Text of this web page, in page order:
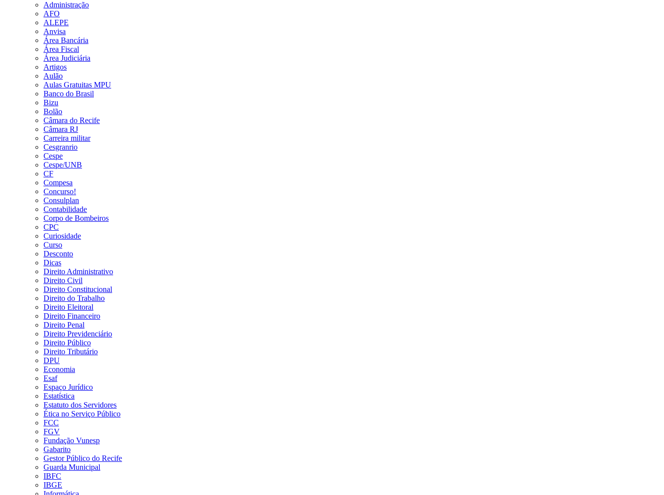
Administração
AFO
ALEPE
Anvisa
Área Bancária
Área Fiscal
Área Judiciária
Artigos
Aulão
Aulas Gratuitas MPU
Banco do Brasil
Bizu
Bolão
Câmara do Recife
Câmara RJ
Carreira militar
Cesgranrio
Cespe
Cespe/UNB
CF
Compesa
Concurso!
Consulplan
Contabilidade
Corpo de Bombeiros
CPC
Curiosidade
Curso
Desconto
Dicas
Direito Administrativo
Direito Civil
Direito Constitucional
Direito do Trabalho
Direito Eleitoral
Direito Financeiro
Direito Penal
Direito Previdenciário
Direito Público
Direito Tributário
DPU
Economia
Esaf
Espaço Jurídico
Estatística
Estatuto dos Servidores
Ética no Serviço Público
FCC
FGV
Fundação Vunesp
Gabarito
Gestor Público do Recife
Guarda Municipal
IBFC
IBGE